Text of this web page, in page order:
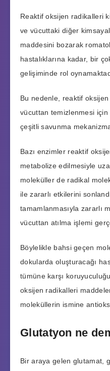
Reaktif oksijen radikalleri
ve vücuttaki diğer
maddesini bozarak
hastalıklarına kadar, bir
gelişiminde rol
Bu nedenle, reaktif
vücuttan temizlenmesi
çeşitli savunma
Bazı enzimler reaktif
metabolize edilmesiyle
moleküller de radikal
ile zararlı etkilerini
tamamlanmasıyla zararlı
vücuttan atılma işlemi
Böylelikle bahsi geçen
dokularda oluşturacağı
tümüne karşı
oksijen radikalleri
moleküllerin ismine
Glutatyon ne
Bir araya gelen glutamat,